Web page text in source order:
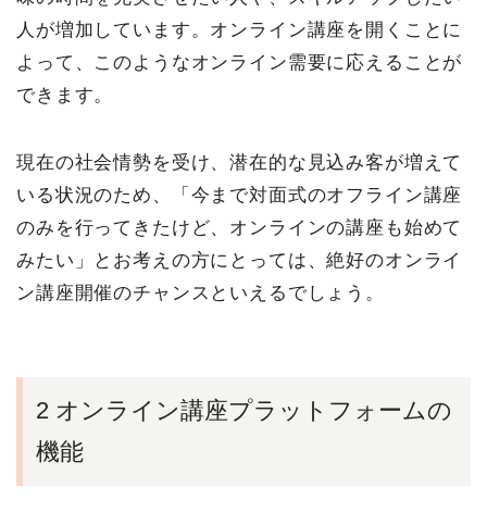
人が増加しています。オンライン講座を開くことに
よって、このようなオンライン需要に応えることが
できます。
現在の社会情勢を受け、潜在的な見込み客が増えて
いる状況のため、「今まで対面式のオフライン講座
のみを行ってきたけど、オンラインの講座も始めて
みたい」とお考えの方にとっては、絶好のオンライ
ン講座開催のチャンスといえるでしょう。
2 オンライン講座プラットフォームの
機能